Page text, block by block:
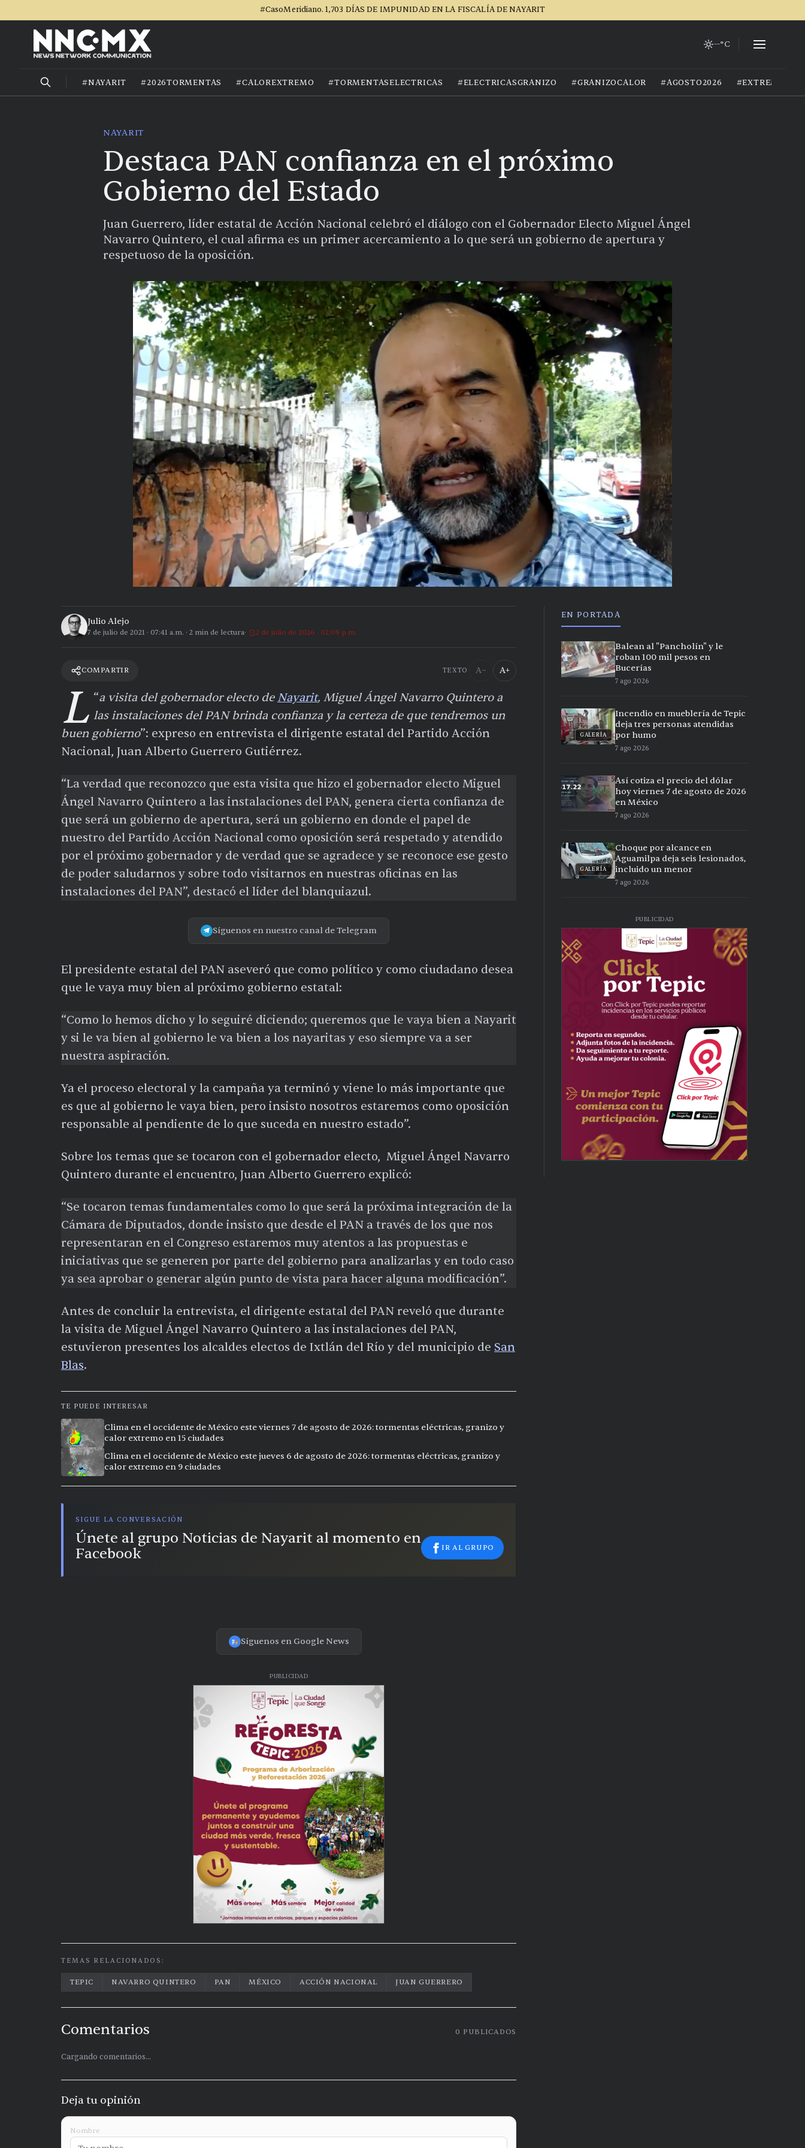
#CasoMeridiano. 1,703 DÍAS DE IMPUNIDAD EN LA FISCALÍA DE NAYARIT
--°C
#NAYARIT #2026TORMENTAS #CALOREXTREMO #TORMENTASELECTRICAS #ELECTRICASGRANIZO #GRANIZOCALOR #AGOSTO2026
NAYARIT
Destaca PAN confianza en el próximo
Gobierno del Estado
Juan Guerrero, líder estatal de Acción Nacional celebró el diálogo con el Gobernador Electo Miguel Ángel
Navarro Quintero, el cual afirma es un primer acercamiento a lo que será un gobierno de apertura y
respetuoso de la oposición.
Julio Alejo
7 de julio de 2021 · 07:41 a.m. · 2 min de lectura 2 de julio de 2026 · 02:09 p.m.
COMPARTIR TEXTO A− A+
“
L a visita del gobernador electo de Nayarit, Miguel Ángel Navarro Quintero a
las instalaciones del PAN brinda confianza y la certeza de que tendremos un
buen gobierno”: expreso en entrevista el dirigente estatal del Partido Acción
Nacional, Juan Alberto Guerrero Gutiérrez.
“La verdad que reconozco que esta visita que hizo el gobernador electo Miguel
Ángel Navarro Quintero a las instalaciones del PAN, genera cierta confianza de
que será un gobierno de apertura, será un gobierno en donde el papel de
nuestro del Partido Acción Nacional como oposición será respetado y atendido
por el próximo gobernador y de verdad que se agradece y se reconoce ese gesto
de poder saludarnos y sobre todo visitarnos en nuestras oficinas en las
instalaciones del PAN”, destacó el líder del blanquiazul.
Síguenos en nuestro canal de Telegram
El presidente estatal del PAN aseveró que como político y como ciudadano desea
que le vaya muy bien al próximo gobierno estatal:
“Como lo hemos dicho y lo seguiré diciendo; queremos que le vaya bien a Nayarit
y si le va bien al gobierno le va bien a los nayaritas y eso siempre va a ser
nuestra aspiración.
Ya el proceso electoral y la campaña ya terminó y viene lo más importante que
es que al gobierno le vaya bien, pero insisto nosotros estaremos como oposición
responsable al pendiente de lo que suceda en nuestro estado”.
Sobre los temas que se tocaron con el gobernador electo, Miguel Ángel Navarro
Quintero durante el encuentro, Juan Alberto Guerrero explicó:
“Se tocaron temas fundamentales como lo que será la próxima integración de la
Cámara de Diputados, donde insisto que desde el PAN a través de los que nos
representaran en el Congreso estaremos muy atentos a las propuestas e
iniciativas que se generen por parte del gobierno para analizarlas y en todo caso
ya sea aprobar o generar algún punto de vista para hacer alguna modificación”.
Antes de concluir la entrevista, el dirigente estatal del PAN reveló que durante
la visita de Miguel Ángel Navarro Quintero a las instalaciones del PAN,
estuvieron presentes los alcaldes electos de Ixtlán del Río y del municipio de San
Blas.
TE PUEDE INTERESAR
Clima en el occidente de México este viernes 7 de agosto de 2026: tormentas eléctricas, granizo y
calor extremo en 15 ciudades
Clima en el occidente de México este jueves 6 de agosto de 2026: tormentas eléctricas, granizo y
calor extremo en 9 ciudades
SIGUE LA CONVERSACIÓN
Únete al grupo Noticias de Nayarit al momento en
Facebook
IR AL GRUPO
Síguenos en Google News
PUBLICIDAD
TEMAS RELACIONADOS:
TEPIC NAVARRO QUINTERO PAN MÉXICO ACCIÓN NACIONAL JUAN GUERRERO
Comentarios 0 PUBLICADOS
Cargando comentarios...
Deja tu opinión
Nombre
EN PORTADA
Balean al "Pancholín" y le
roban 100 mil pesos en
Bucerías
7 ago 2026
GALERÍA
Incendio en mueblería de Tepic
deja tres personas atendidas
por humo
7 ago 2026
Así cotiza el precio del dólar
hoy viernes 7 de agosto de 2026
en México
7 ago 2026
GALERÍA
Choque por alcance en
Aguamilpa deja seis lesionados,
incluido un menor
7 ago 2026
PUBLICIDAD